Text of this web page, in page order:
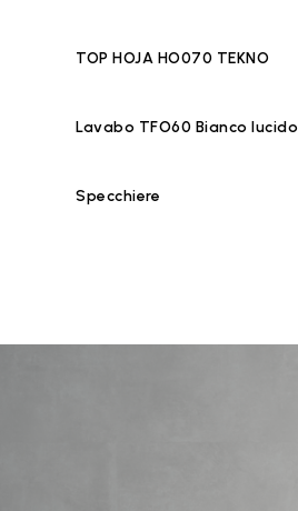
TOP HOJA HO070 TEKNO
Lavabo TFO60 Bianco lucido
Specchiere